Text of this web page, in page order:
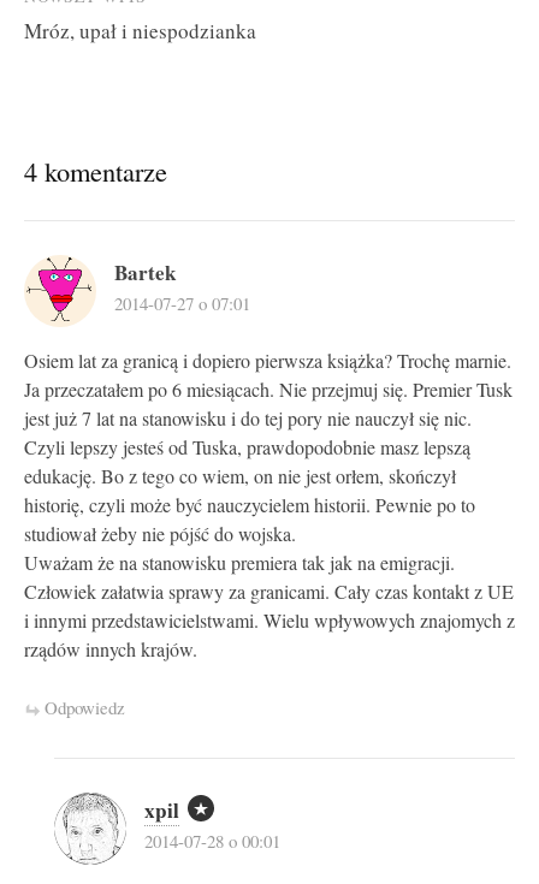
Mróz, upał i niespodzianka
4 komentarze
Bartek
2014-07-27 o 07:01
Osiem lat za granicą i dopiero pierwsza książka? Trochę marnie.
Ja przeczatałem po 6 miesiącach. Nie przejmuj się. Premier Tusk
jest już 7 lat na stanowisku i do tej pory nie nauczył się nic.
Czyli lepszy jesteś od Tuska, prawdopodobnie masz lepszą
edukację. Bo z tego co wiem, on nie jest orłem, skończył
historię, czyli może być nauczycielem historii. Pewnie po to
studiował żeby nie pójść do wojska.
Uważam że na stanowisku premiera tak jak na emigracji.
Człowiek załatwia sprawy za granicami. Cały czas kontakt z UE
i innymi przedstawicielstwami. Wielu wpływowych znajomych z
rządów innych krajów.
Odpowiedz
xpil
2014-07-28 o 00:01